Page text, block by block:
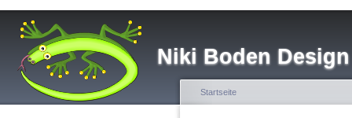
Niki Boden Design
Startseite